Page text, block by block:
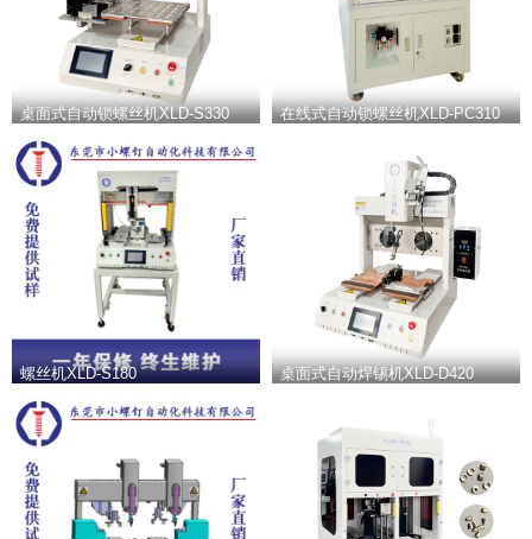
桌面式自动锁螺丝机XLD-S330 在线式自动锁螺丝机XLD-PC310
螺丝机XLD-S180 桌面式自动焊锡机XLD-D420